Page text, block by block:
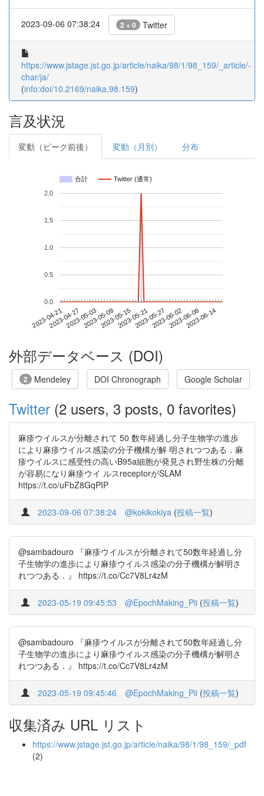
2023-09-06 07:38:24 2 + 0 Twitter
https://www.jstage.jst.go.jp/article/naika/98/1/98_159/_article/-
char/ja/
(info:doi/10.2169/naika.98.159)
言及状況
変動（ピーク前後） 変動（月別） 分布
合計 Twitter (通常)
2023-04-212023-04-272023-05-032023-05-092023-05-152023-05-212023-05-272023-06-022023-06-082023-06-14
0.0
0.5
1.0
1.5
2.0
外部データベース (DOI)
2 Mendeley DOI Chronograph Google Scholar
Twitter (2 users, 3 posts, 0 favorites)
麻疹ウイルスが分離されて 50 数年経過し分子生物学の進歩
により麻疹ウイルス感染の分子機構が解 明されつつある．麻
疹ウイルスに感受性の高いB95a細胞が発見され野生株の分離
が容易になり麻疹ウイ ルスreceptorがSLAM
https://t.co/uFbZ8GqPIP
2023-09-06 07:38:24 @kokikokiya (投稿一覧)
@sambadouro 『麻疹ウイルスが分離されて50数年経過し分
子生物学の進歩により麻疹ウイルス感染の分子機構が解明さ
れつつある．』 https://t.co/Cc7V8Lr4zM
2023-05-19 09:45:53 @EpochMaking_Pii (投稿一覧)
@sambadouro 『麻疹ウイルスが分離されて50数年経過し分
子生物学の進歩により麻疹ウイルス感染の分子機構が解明さ
れつつある．』 https://t.co/Cc7V8Lr4zM
2023-05-19 09:45:46 @EpochMaking_Pii (投稿一覧)
収集済み URL リスト
https://www.jstage.jst.go.jp/article/naika/98/1/98_159/_pdf
(2)